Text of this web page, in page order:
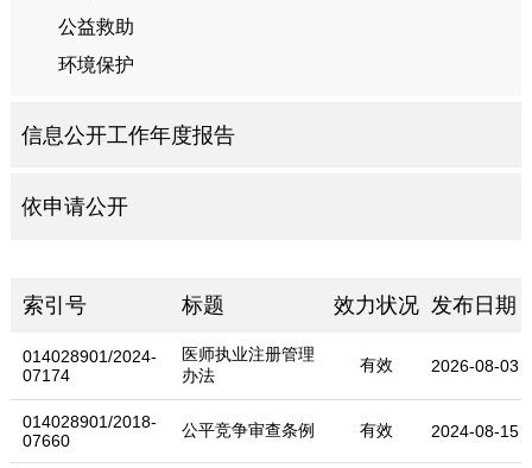
公益救助
环境保护
信息公开工作年度报告
依申请公开
索引号 标题 效力状况 发布日期
014028901/2024-
07174
医师执业注册管理
办法
有效 2026-08-03
014028901/2018-
07660
公平竞争审查条例 有效 2024-08-15